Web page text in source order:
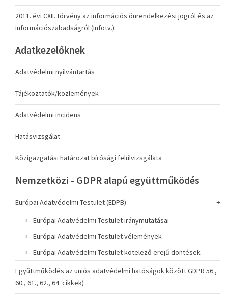
2011. évi CXII. törvény az információs önrendelkezési jogról és az
információszabadságról (Infotv.)
Adatkezelőknek
Adatvédelmi nyilvántartás
Tájékoztatók/közlemények
Adatvédelmi incidens
Hatásvizsgálat
Közigazgatási határozat bírósági felülvizsgálata
Nemzetközi - GDPR alapú együttműködés
Európai Adatvédelmi Testület (EDPB)
Európai Adatvédelmi Testület iránymutatásai
Európai Adatvédelmi Testület vélemények
Európai Adatvédelmi Testület kötelező erejű döntések
Együttműködés az uniós adatvédelmi hatóságok között GDPR 56.,
60., 61., 62., 64. cikkek)